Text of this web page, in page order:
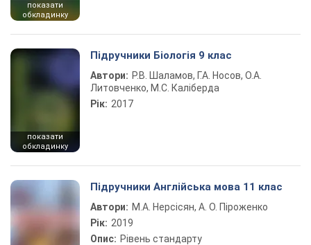
показати
обкладинку
показати
обкладинку
Підручники Біологія 9 клас
Автори: Р.В. Шаламов, Г.А. Носов, О.А.
Литовченко, М.С. Каліберда
Рік: 2017
Підручники Англійська мова 11 клас
Автори: М.А. Нерсісян, А. О. Піроженко
Рік: 2019
Опис: Рівень стандарту